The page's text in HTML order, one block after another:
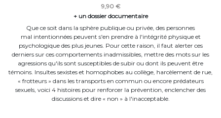
9,90 €
+ un dossier documentaire
Que ce soit dans la sphère publique ou privée, des personnes
mal intentionnées peuvent s'en prendre à l'intégrité physique et
psychologique des plus jeunes. Pour cette raison, il faut alerter ces
derniers sur ces comportements inadmissibles, mettre des mots sur les
agressions qu'ils sont susceptibles de subir ou dont ils peuvent être
témoins. Insultes sexistes et homophobes au collège, harcèlement de rue,
« frotteurs » dans les transports en commun ou encore prédateurs
sexuels, voici 4 histoires pour renforcer la prévention, enclencher des
discussions et dire « non » à l'inacceptable.